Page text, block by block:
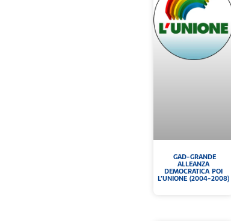
GAD-GRANDE
ALLEANZA
DEMOCRATICA POI
L’UNIONE (2004-2008)